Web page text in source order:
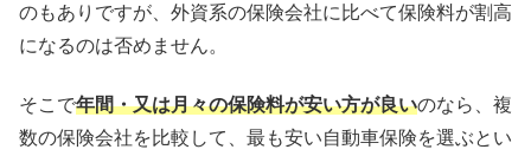
のもありですが、外資系の保険会社に比べて保険料が割高
になるのは否めません。
そこで年間・又は月々の保険料が安い方が良いのなら、複
数の保険会社を比較して、最も安い自動車保険を選ぶとい